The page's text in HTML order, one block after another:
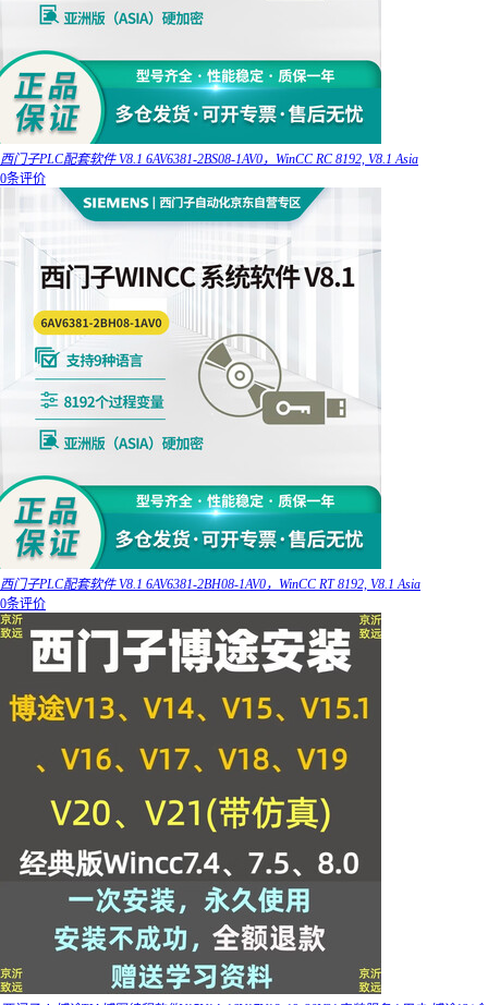
西门子PLC配套软件 V8.1 6AV6381-2BS08-1AV0，WinCC RC 8192, V8.1 Asia
0条评价
西门子PLC配套软件 V8.1 6AV6381-2BH08-1AV0，WinCC RT 8192, V8.1 Asia
0条评价